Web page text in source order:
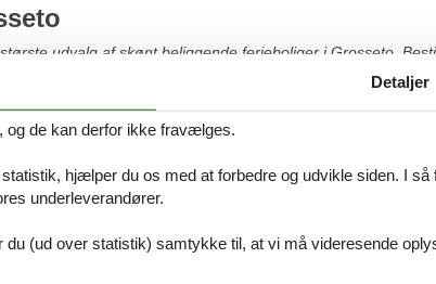
udvalg af skønt beliggende ferieboliger i Grosseto.
hvis du har spørgsmål.
Detaljer
og de kan derfor ikke fravælges.
hjælper du os med at forbedre og udvikle siden. I så
underleverandører.
(ud over statistik) samtykke til, at vi må videresende